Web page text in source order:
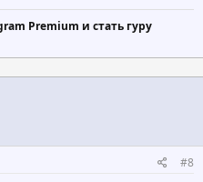
Premium и стать гуру
#8